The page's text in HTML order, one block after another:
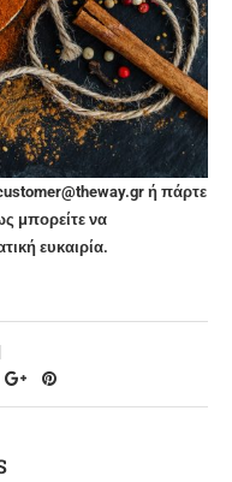
ή πάρτε
μπορείτε να
ευκαιρία.